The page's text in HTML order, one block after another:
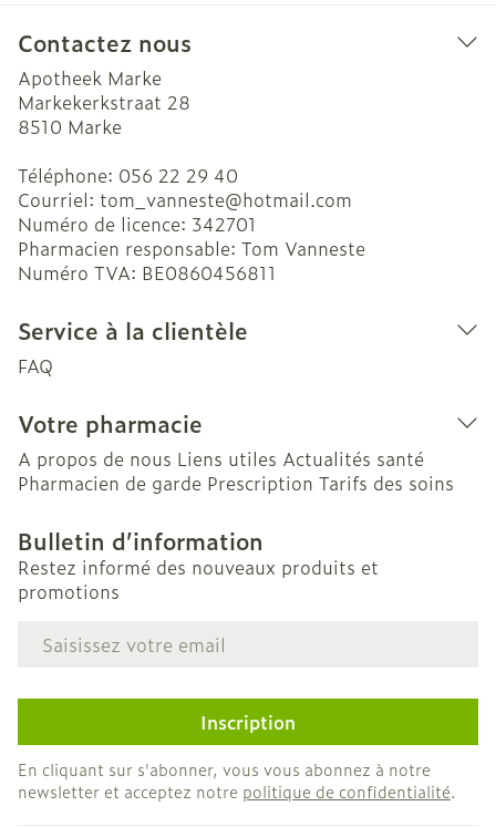
Contactez nous
Apotheek Marke
Markekerkstraat 28
8510 Marke
Téléphone: 056 22 29 40
Courriel: tom_vanneste@hotmail.com
Numéro de licence: 342701
Pharmacien responsable: Tom Vanneste
Numéro TVA: BE0860456811
Service à la clientèle
FAQ
Votre pharmacie
A propos de nous Liens utiles Actualités santé
Pharmacien de garde Prescription Tarifs des soins
Bulletin d’information
Restez informé des nouveaux produits et
promotions
Adresse mail
Inscription
En cliquant sur s'abonner, vous vous abonnez à notre
newsletter et acceptez notre politique de confidentialité.